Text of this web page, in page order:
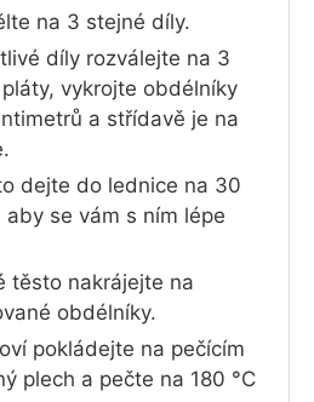
na 3 stejné díly.
díly rozválejte na 3
vykrojte obdélníky
a střídavě je na
dejte do lednice na 30
se vám s ním lépe
těsto nakrájejte na
obdélníky.
pokládejte na pečícím
plech a pečte na 180 °C